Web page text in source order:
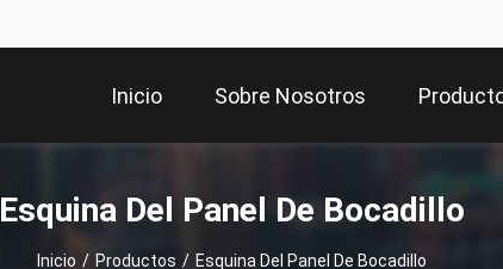
Inicio Sobre Nosotros
Esquina Del Panel De Bocadillo
Inicio / Productos / Esquina Del Panel De Bocadillo